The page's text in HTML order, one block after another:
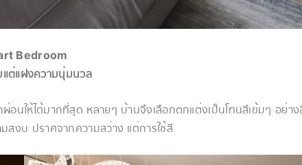
Bedroom
แต่แฝงความนุ่มนวล
อนให้ได้มากที่สุด หลายๆ บ้านจึงเลือกตกแต่งเป็นโทนสีเข้มๆ อย่าง
สงบ ปราศจากความสว่าง แต่การใช้สี